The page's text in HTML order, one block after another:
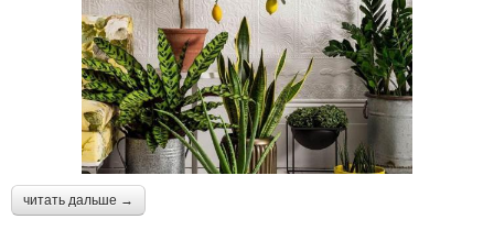
читать дальше →